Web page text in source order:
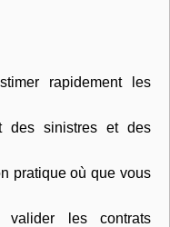
rapidement les
des sinistres et des
pratique où que vous
valider les contrats